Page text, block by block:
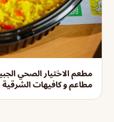
مطعم الاختيار الصحي
مطاعم و كافيهات الشرقية